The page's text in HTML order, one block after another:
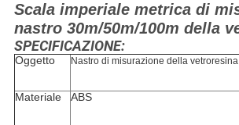
Scala imperiale metrica di
nastro 30m/50m/100m della
SPECIFICAZIONE:
Oggetto Nastro di misurazione della
Materiale ABS